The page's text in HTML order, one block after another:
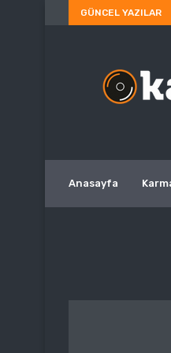
GÜNCEL YAZILAR
Anasayfa